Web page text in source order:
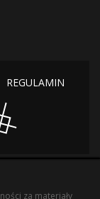
REGULAMIN
za materiały